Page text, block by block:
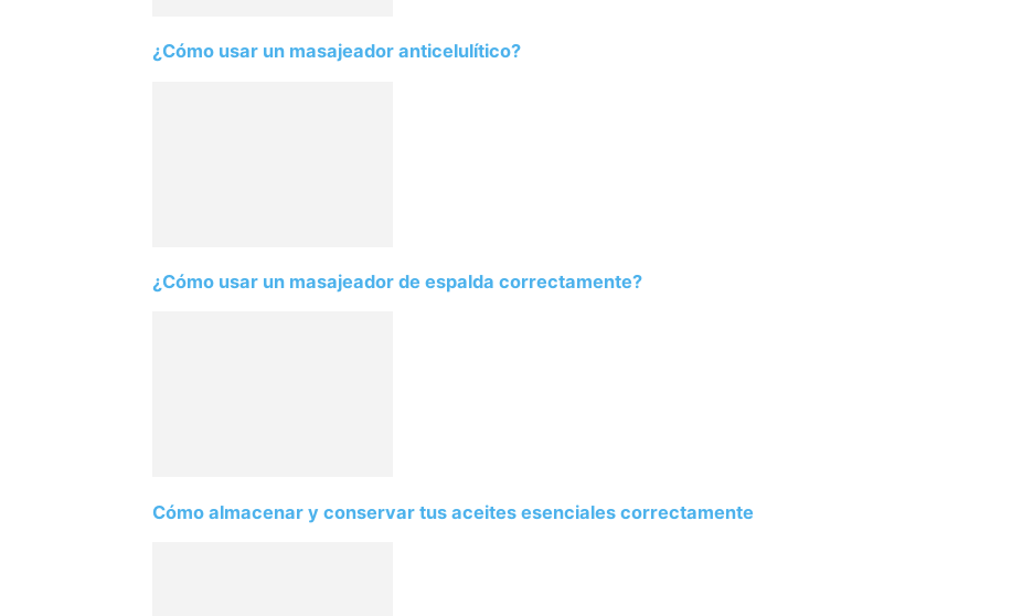
¿Cómo usar un masajeador anticelulítico?
¿Cómo usar un masajeador de espalda correctamente?
Cómo almacenar y conservar tus aceites esenciales correctamente